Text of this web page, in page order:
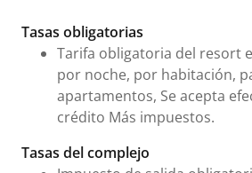
Tarifas e información urgente
Tasas obligatorias
Tarifa obligatoria del resort
por noche, por habitación,
apartamentos, Se acepta
crédito Más impuestos.
Tasas del complejo